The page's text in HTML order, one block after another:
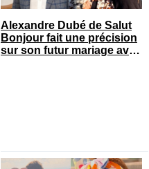
Alexandre Dubé de Salut
Bonjour fait une précision
sur son futur mariage avec